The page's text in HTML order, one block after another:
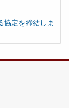
協定を締結しま